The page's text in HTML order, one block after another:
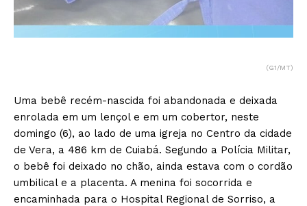
(G1/MT)
Uma bebê recém-nascida foi abandonada e deixada
enrolada em um lençol e em um cobertor, neste
domingo (6), ao lado de uma igreja no Centro da cidade
de Vera, a 486 km de Cuiabá. Segundo a Polícia Militar,
o bebê foi deixado no chão, ainda estava com o cordão
umbilical e a placenta. A menina foi socorrida e
encaminhada para o Hospital Regional de Sorriso, a